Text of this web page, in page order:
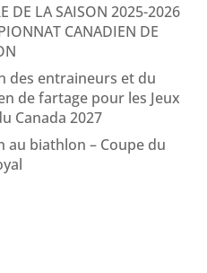
DE LA SAISON 2025-2026
CANADIEN DE
des entraineurs et du
de fartage pour les Jeux
Canada 2027
au biathlon – Coupe du